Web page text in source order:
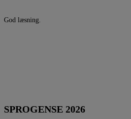
God læsning.
SPROGENSE 2026